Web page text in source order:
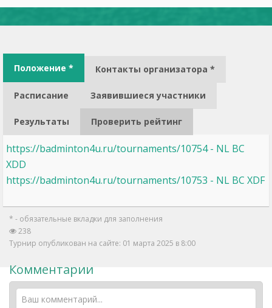
Положение * Контакты организатора *
Расписание Заявившиеся участники
Результаты Проверить рейтинг
https://badminton4u.ru/tournaments/10754 - NL BC
XDD
https://badminton4u.ru/tournaments/10753 - NL BC XDF
* - обязательные вкладки для заполнения
238
Турнир опубликован на сайте: 01 марта 2025 в 8:00
Комментарии